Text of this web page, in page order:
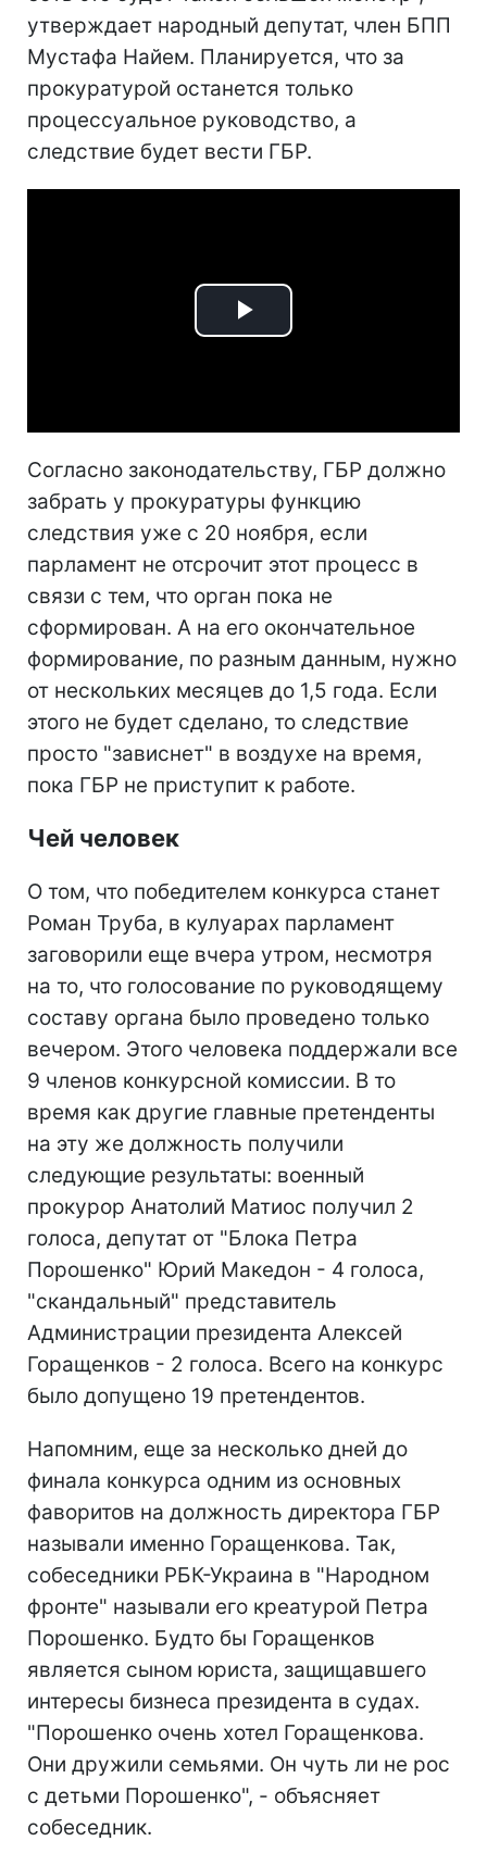
утверждает народный депутат, член БПП
Мустафа Найем. Планируется, что за
прокуратурой останется только
процессуальное руководство, а
следствие будет вести ГБР.
Play
Согласно законодательству, ГБР должно
забрать у прокуратуры функцию
следствия уже с 20 ноября, если
парламент не отсрочит этот процесс в
связи с тем, что орган пока не
сформирован. А на его окончательное
формирование, по разным данным, нужно
от нескольких месяцев до 1,5 года. Если
этого не будет сделано, то следствие
просто "зависнет" в воздухе на время,
пока ГБР не приступит к работе.
Чей человек
О том, что победителем конкурса станет
Роман Труба, в кулуарах парламент
заговорили еще вчера утром, несмотря
на то, что голосование по руководящему
составу органа было проведено только
вечером. Этого человека поддержали все
9 членов конкурсной комиссии. В то
время как другие главные претенденты
на эту же должность получили
следующие результаты: военный
прокурор Анатолий Матиос получил 2
голоса, депутат от "Блока Петра
Порошенко" Юрий Македон - 4 голоса,
"скандальный" представитель
Администрации президента Алексей
Горащенков - 2 голоса. Всего на конкурс
было допущено 19 претендентов.
Напомним, еще за несколько дней до
финала конкурса одним из основных
фаворитов на должность директора ГБР
называли именно Горащенкова. Так,
собеседники РБК-Украина в "Народном
фронте" называли его креатурой Петра
Порошенко. Будто бы Горащенков
является сыном юриста, защищавшего
интересы бизнеса президента в судах.
"Порошенко очень хотел Горащенкова.
Они дружили семьями. Он чуть ли не рос
с детьми Порошенко", - объясняет
собеседник.